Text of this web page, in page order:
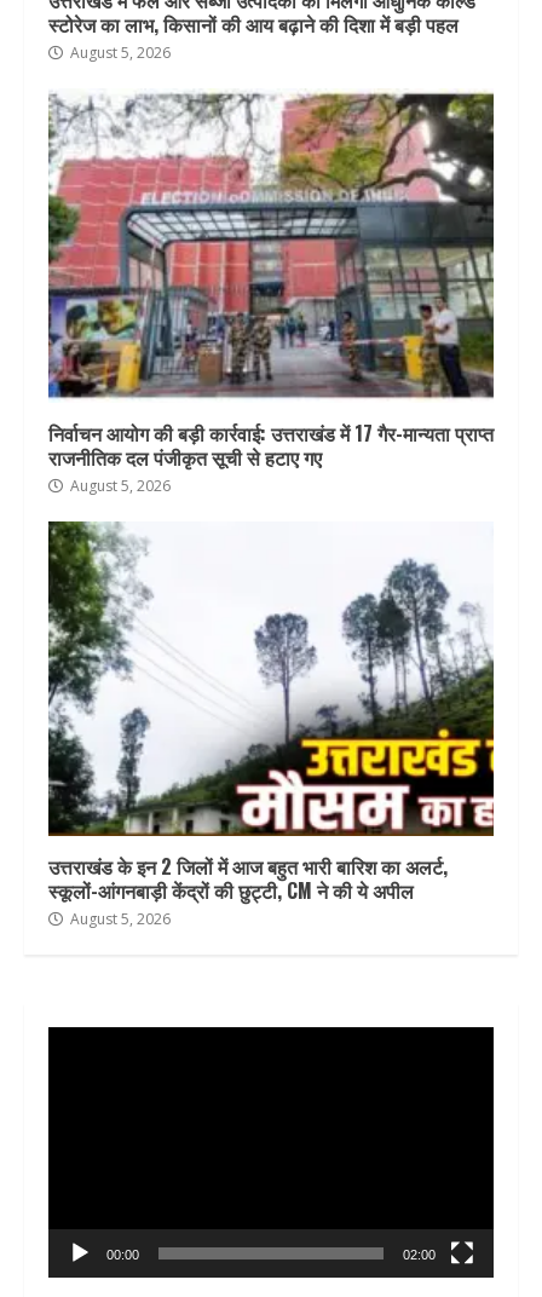
स्टोरेज का लाभ, किसानों की आय बढ़ाने की दिशा में बड़ी पहल
August 5, 2026
निर्वाचन आयोग की बड़ी कार्रवाई: उत्तराखंड में 17 गैर-मान्यता प्राप्त
राजनीतिक दल पंजीकृत सूची से हटाए गए
August 5, 2026
उत्तराखंड के इन 2 जिलों में आज बहुत भारी बारिश का अलर्ट,
स्कूलों-आंगनबाड़ी केंद्रों की छुट्टी, CM ने की ये अपील
August 5, 2026
00:00 02:00